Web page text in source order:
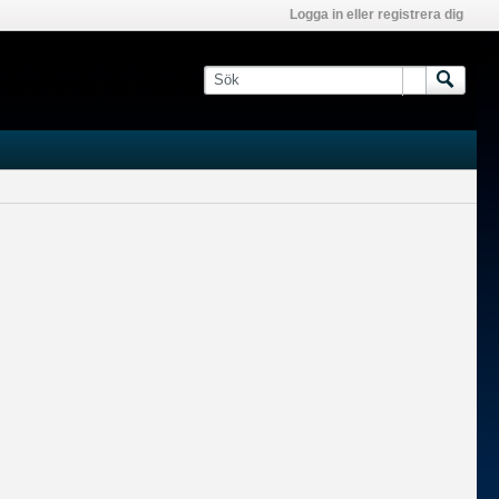
Logga in eller registrera dig